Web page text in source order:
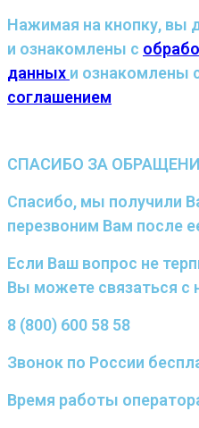
Нажимая на кнопку, вы
и ознакомлены с
данных и ознакомлены
соглашением
СПАСИБО ЗА
Спасибо, мы получили
перезвоним Вам после
Если Ваш вопрос не
Вы можете связаться с
8 (800) 600 58 58
Звонок по России
Время работы